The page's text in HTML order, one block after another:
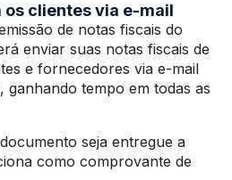
os clientes via e-mail
de notas fiscais do
enviar suas notas fiscais de
e fornecedores via e-mail
ganhando tempo em todas as
seja entregue a
como comprovante de